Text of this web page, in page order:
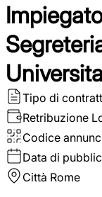
Tipo di
Retribuzione
Codice
Data di
Città Rome